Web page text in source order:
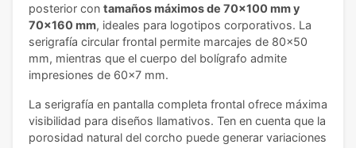
posterior con tamaños máximos de 70x100 mm y
70x160 mm, ideales para logotipos corporativos. La
serigrafía circular frontal permite marcajes de 80x50
mm, mientras que el cuerpo del bolígrafo admite
impresiones de 60x7 mm.
La serigrafía en pantalla completa frontal ofrece máxima
visibilidad para diseños llamativos. Ten en cuenta que la
porosidad natural del corcho puede generar variaciones